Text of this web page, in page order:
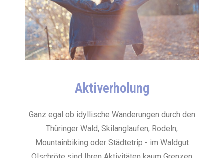
Aktiverholung
Ganz egal ob idyllische Wanderungen durch den
Thüringer Wald, Skilanglaufen, Rodeln,
Mountainbiking oder Städtetrip - im Waldgut